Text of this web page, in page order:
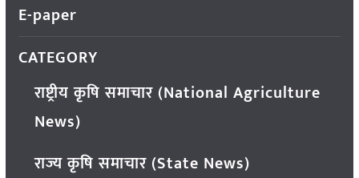
E-paper
CATEGORY
राष्ट्रीय कृषि समाचार (National Agriculture
News)
राज्य कृषि समाचार (State News)